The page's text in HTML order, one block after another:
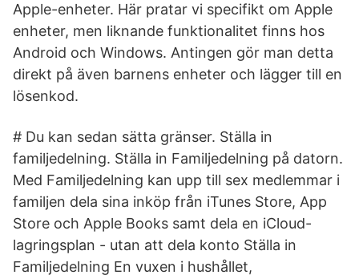
Apple-enheter. Här pratar vi specifikt om Apple
enheter, men liknande funktionalitet finns hos
Android och Windows. Antingen gör man detta
direkt på även barnens enheter och lägger till en
lösenkod.
# Du kan sedan sätta gränser. Ställa in
familjedelning. Ställa in Familjedelning på datorn.
Med Familjedelning kan upp till sex medlemmar i
familjen dela sina inköp från iTunes Store, App
Store och Apple Books samt dela en iCloud-
lagringsplan - utan att dela konto Ställa in
Familjedelning En vuxen i hushållet,